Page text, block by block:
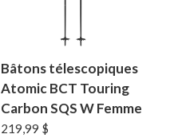
Bâtons télescopiques
Atomic BCT Touring
Carbon SQS W Femme
219,99 $